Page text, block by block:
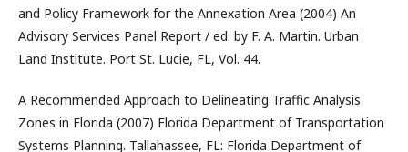
and Policy Framework for the Annexation Area (2004) An
Advisory Services Panel Report / ed. by F. A. Martin. Urban
Land Institute. Port St. Lucie, FL, Vol. 44.
A Recommended Approach to Delineating Traffic Analysis
Zones in Florida (2007) Florida Department of Transportation
Systems Planning. Tallahassee, FL: Florida Department of